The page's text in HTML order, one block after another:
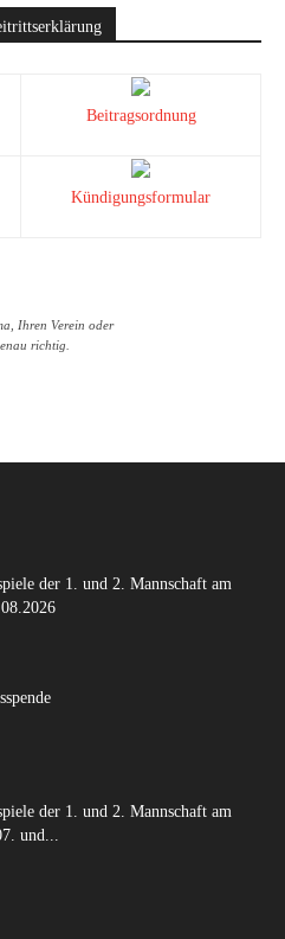
Beitragsordnung
Kündigungsformular
Ihren Verein oder
richtig.
der 1. und 2. Mannschaft am
der 1. und 2. Mannschaft am
und...